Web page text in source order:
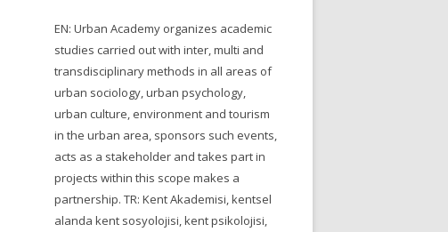
EN: Urban Academy organizes academic
studies carried out with inter, multi and
transdisciplinary methods in all areas of
urban sociology, urban psychology,
urban culture, environment and tourism
in the urban area, sponsors such events,
acts as a stakeholder and takes part in
projects within this scope makes a
partnership. TR: Kent Akademisi, kentsel
alanda kent sosyolojisi, kent psikolojisi,